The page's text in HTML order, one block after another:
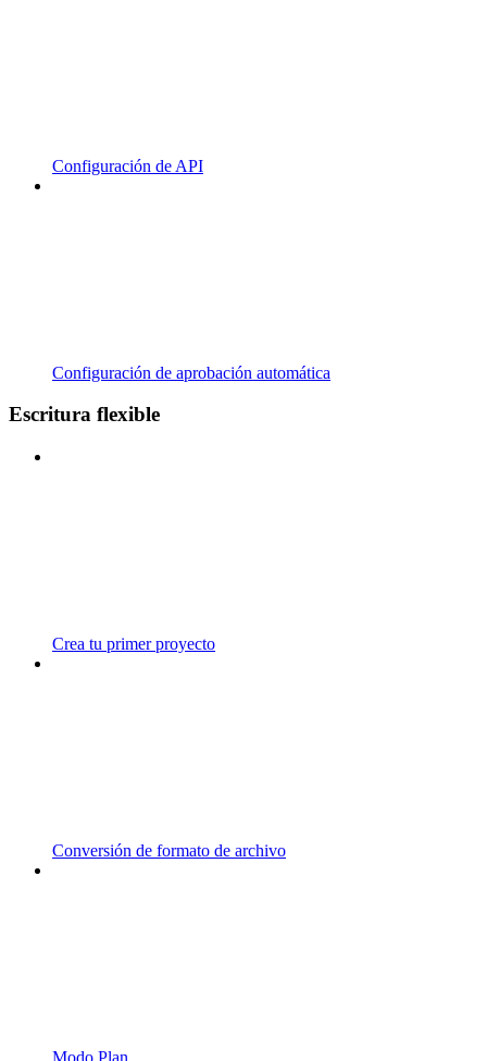
Configuración de API
Configuración de aprobación automática
Escritura flexible
Crea tu primer proyecto
Conversión de formato de archivo
Modo Plan